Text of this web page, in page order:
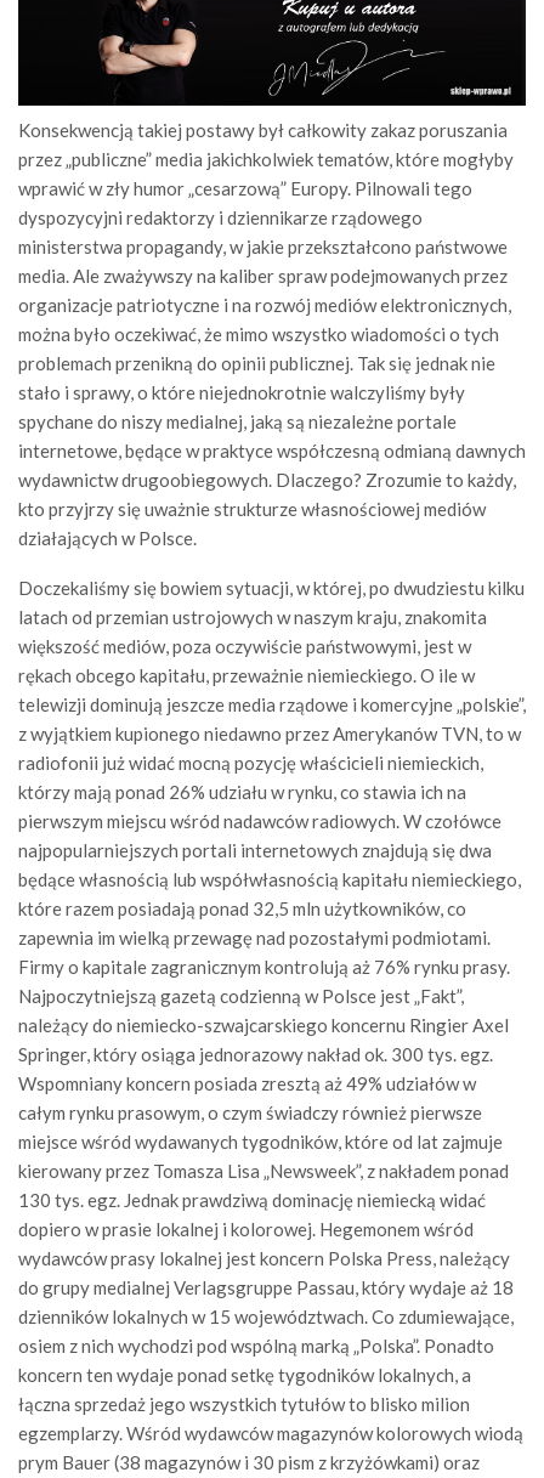
Konsekwencją takiej postawy był całkowity zakaz poruszania
przez „publiczne” media jakichkolwiek tematów, które mogłyby
wprawić w zły humor „cesarzową” Europy. Pilnowali tego
dyspozycyjni redaktorzy i dziennikarze rządowego
ministerstwa propagandy, w jakie przekształcono państwowe
media. Ale zważywszy na kaliber spraw podejmowanych przez
organizacje patriotyczne i na rozwój mediów elektronicznych,
można było oczekiwać, że mimo wszystko wiadomości o tych
problemach przenikną do opinii publicznej. Tak się jednak nie
stało i sprawy, o które niejednokrotnie walczyliśmy były
spychane do niszy medialnej, jaką są niezależne portale
internetowe, będące w praktyce współczesną odmianą dawnych
wydawnictw drugoobiegowych. Dlaczego? Zrozumie to każdy,
kto przyjrzy się uważnie strukturze własnościowej mediów
działających w Polsce.
Doczekaliśmy się bowiem sytuacji, w której, po dwudziestu kilku
latach od przemian ustrojowych w naszym kraju, znakomita
większość mediów, poza oczywiście państwowymi, jest w
rękach obcego kapitału, przeważnie niemieckiego. O ile w
telewizji dominują jeszcze media rządowe i komercyjne „polskie”,
z wyjątkiem kupionego niedawno przez Amerykanów TVN, to w
radiofonii już widać mocną pozycję właścicieli niemieckich,
którzy mają ponad 26% udziału w rynku, co stawia ich na
pierwszym miejscu wśród nadawców radiowych. W czołówce
najpopularniejszych portali internetowych znajdują się dwa
będące własnością lub współwłasnością kapitału niemieckiego,
które razem posiadają ponad 32,5 mln użytkowników, co
zapewnia im wielką przewagę nad pozostałymi podmiotami.
Firmy o kapitale zagranicznym kontrolują aż 76% rynku prasy.
Najpoczytniejszą gazetą codzienną w Polsce jest „Fakt”,
należący do niemiecko-szwajcarskiego koncernu Ringier Axel
Springer, który osiąga jednorazowy nakład ok. 300 tys. egz.
Wspomniany koncern posiada zresztą aż 49% udziałów w
całym rynku prasowym, o czym świadczy również pierwsze
miejsce wśród wydawanych tygodników, które od lat zajmuje
kierowany przez Tomasza Lisa „Newsweek”, z nakładem ponad
130 tys. egz. Jednak prawdziwą dominację niemiecką widać
dopiero w prasie lokalnej i kolorowej. Hegemonem wśród
wydawców prasy lokalnej jest koncern Polska Press, należący
do grupy medialnej Verlagsgruppe Passau, który wydaje aż 18
dzienników lokalnych w 15 województwach. Co zdumiewające,
osiem z nich wychodzi pod wspólną marką „Polska”. Ponadto
koncern ten wydaje ponad setkę tygodników lokalnych, a
łączna sprzedaż jego wszystkich tytułów to blisko milion
egzemplarzy. Wśród wydawców magazynów kolorowych wiodą
prym Bauer (38 magazynów i 30 pism z krzyżówkami) oraz